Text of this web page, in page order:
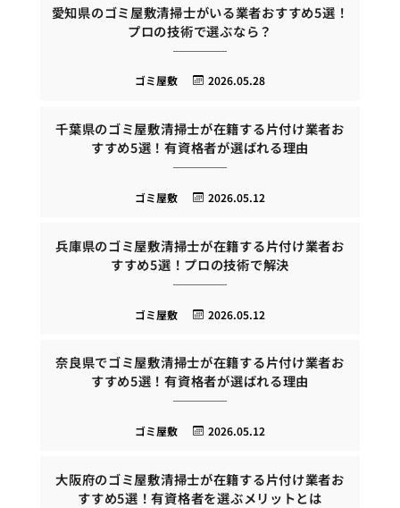
愛知県のゴミ屋敷清掃士がいる業者おすすめ5選！
プロの技術で選ぶなら？
2026.05.28
ゴミ屋敷
千葉県のゴミ屋敷清掃士が在籍する片付け業者お
すすめ5選！有資格者が選ばれる理由
2026.05.12
ゴミ屋敷
兵庫県のゴミ屋敷清掃士が在籍する片付け業者お
すすめ5選！プロの技術で解決
2026.05.12
ゴミ屋敷
奈良県でゴミ屋敷清掃士が在籍する片付け業者お
すすめ5選！有資格者が選ばれる理由
2026.05.12
ゴミ屋敷
大阪府のゴミ屋敷清掃士が在籍する片付け業者お
すすめ5選！有資格者を選ぶメリットとは